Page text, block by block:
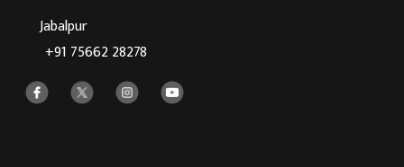
Jabalpur
+91 75662 28278